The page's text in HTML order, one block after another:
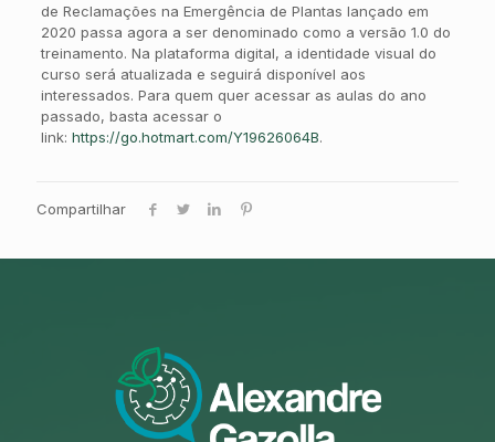
de Reclamações na Emergência de Plantas lançado em
2020 passa agora a ser denominado como a versão 1.0 do
treinamento. Na plataforma digital, a identidade visual do
curso será atualizada e seguirá disponível aos
interessados. Para quem quer acessar as aulas do ano
passado, basta acessar o
link: https://go.hotmart.com/Y19626064B.
Compartilhar